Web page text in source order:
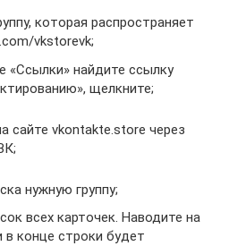
которая распространяет
vkstorevk;
«Ссылки» найдите ссылку
щелкните;
сайте vkontakte.store через
нужную группу;
всех карточек. Наводите на
конце строки будет